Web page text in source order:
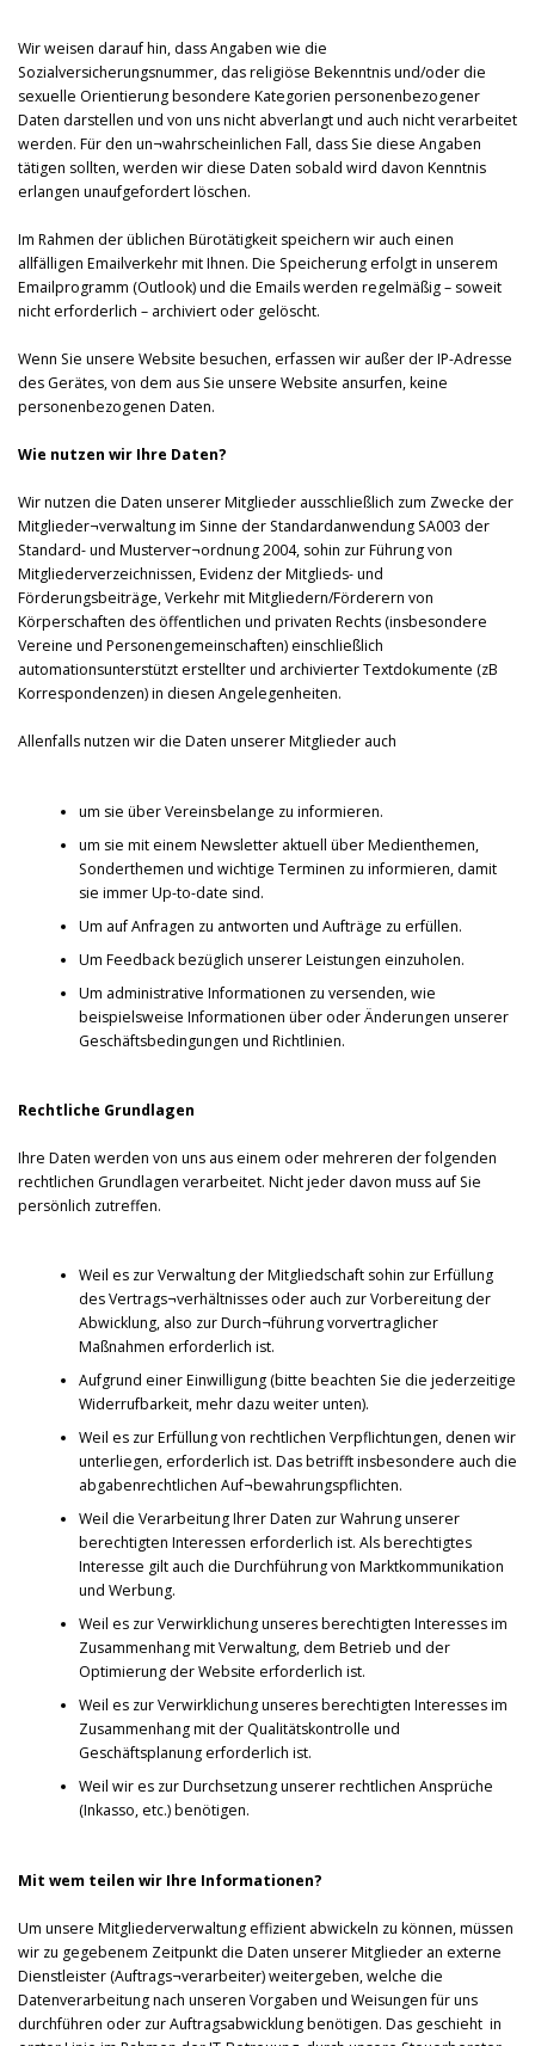
Wir weisen darauf hin, dass Angaben wie die
Sozialversicherungsnummer, das religiöse Bekenntnis und/oder die
sexuelle Orientierung besondere Kategorien personenbezogener
Daten darstellen und von uns nicht abverlangt und auch nicht verarbeitet
werden. Für den un¬wahrscheinlichen Fall, dass Sie diese Angaben
tätigen sollten, werden wir diese Daten sobald wird davon Kenntnis
erlangen unaufgefordert löschen.
Im Rahmen der üblichen Bürotätigkeit speichern wir auch einen
allfälligen Emailverkehr mit Ihnen. Die Speicherung erfolgt in unserem
Emailprogramm (Outlook) und die Emails werden regelmäßig – soweit
nicht erforderlich – archiviert oder gelöscht.
Wenn Sie unsere Website besuchen, erfassen wir außer der IP-Adresse
des Gerätes, von dem aus Sie unsere Website ansurfen, keine
personenbezogenen Daten.
Wie nutzen wir Ihre Daten?
Wir nutzen die Daten unserer Mitglieder ausschließlich zum Zwecke der
Mitglieder¬verwaltung im Sinne der Standardanwendung SA003 der
Standard- und Musterver¬ordnung 2004, sohin zur Führung von
Mitgliederverzeichnissen, Evidenz der Mitglieds- und
Förderungsbeiträge, Verkehr mit Mitgliedern/Förderern von
Körperschaften des öffentlichen und privaten Rechts (insbesondere
Vereine und Personengemeinschaften) einschließlich
automationsunterstützt erstellter und archivierter Textdokumente (zB
Korrespondenzen) in diesen Angelegenheiten.
Allenfalls nutzen wir die Daten unserer Mitglieder auch
um sie über Vereinsbelange zu informieren.
um sie mit einem Newsletter aktuell über Medienthemen,
Sonderthemen und wichtige Terminen zu informieren, damit
sie immer Up-to-date sind.
Um auf Anfragen zu antworten und Aufträge zu erfüllen.
Um Feedback bezüglich unserer Leistungen einzuholen.
Um administrative Informationen zu versenden, wie
beispielsweise Informationen über oder Änderungen unserer
Geschäftsbedingungen und Richtlinien.
Rechtliche Grundlagen
Ihre Daten werden von uns aus einem oder mehreren der folgenden
rechtlichen Grundlagen verarbeitet. Nicht jeder davon muss auf Sie
persönlich zutreffen.
Weil es zur Verwaltung der Mitgliedschaft sohin zur Erfüllung
des Vertrags¬verhältnisses oder auch zur Vorbereitung der
Abwicklung, also zur Durch¬führung vorvertraglicher
Maßnahmen erforderlich ist.
Aufgrund einer Einwilligung (bitte beachten Sie die jederzeitige
Widerrufbarkeit, mehr dazu weiter unten).
Weil es zur Erfüllung von rechtlichen Verpflichtungen, denen wir
unterliegen, erforderlich ist. Das betrifft insbesondere auch die
abgabenrechtlichen Auf¬bewahrungspflichten.
Weil die Verarbeitung Ihrer Daten zur Wahrung unserer
berechtigten Interessen erforderlich ist. Als berechtigtes
Interesse gilt auch die Durchführung von Marktkommunikation
und Werbung.
Weil es zur Verwirklichung unseres berechtigten Interesses im
Zusammenhang mit Verwaltung, dem Betrieb und der
Optimierung der Website erforderlich ist.
Weil es zur Verwirklichung unseres berechtigten Interesses im
Zusammenhang mit der Qualitätskontrolle und
Geschäftsplanung erforderlich ist.
Weil wir es zur Durchsetzung unserer rechtlichen Ansprüche
(Inkasso, etc.) benötigen.
Mit wem teilen wir Ihre Informationen?
Um unsere Mitgliederverwaltung effizient abwickeln zu können, müssen
wir zu gegebenem Zeitpunkt die Daten unserer Mitglieder an externe
Dienstleister (Auftrags¬verarbeiter) weitergeben, welche die
Datenverarbeitung nach unseren Vorgaben und Weisungen für uns
durchführen oder zur Auftragsabwicklung benötigen. Das geschieht in